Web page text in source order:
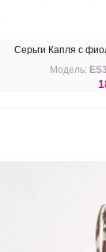
Серьги Капля с
Модель: